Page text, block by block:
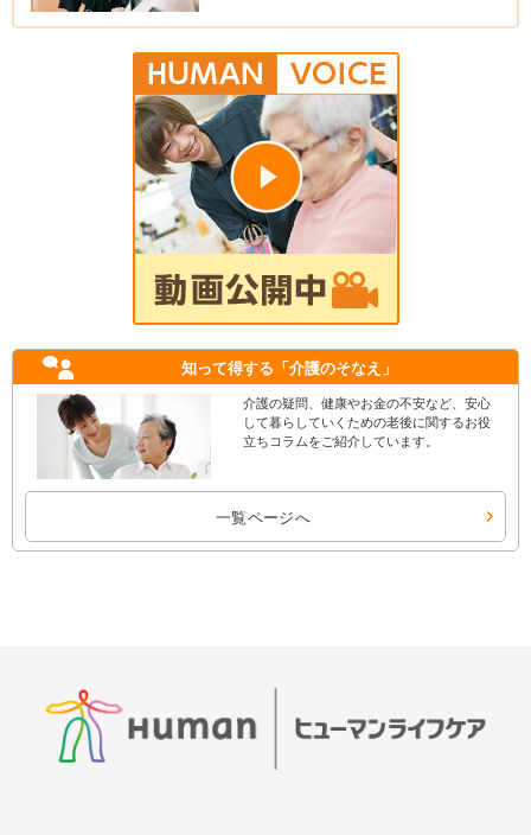
知って得する 「介護のそなえ」
介護の疑問、健康やお金の不安など、安心
して暮らしていくための老後に関するお役
立ちコラムをご紹介しています。
一覧ページへ